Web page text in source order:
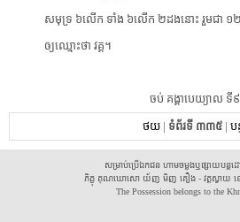
សមុទ្រ​ ​៦លើក​ ​ទាំង​ ​៦លើក​ ​២ដងនោះ​ ​រួម​ជា​
ឲ្យ​ឈ្មោះថា​ ​វគ្គ​។​
ចប់​ ​គង្គា​បេយ្យាល​ ​ទី
ថយ| ទំព័រទី ៣៣៥| ប
សម្រាប់ប្រើឯកជន ហាមចម្លងឬផ្សាយបន្ត
ភិក្ខុ គុណឃោសោ យ័ញ មិញ គឿង - វត្តស្វាយ ខ
The Possession belongs to the